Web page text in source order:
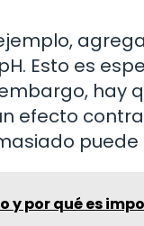
Esto es
hay
efecto
puede
y por qué es